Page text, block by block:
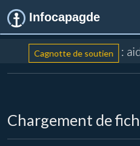
Infocapagde
Cagnotte de soutien :
Chargement de